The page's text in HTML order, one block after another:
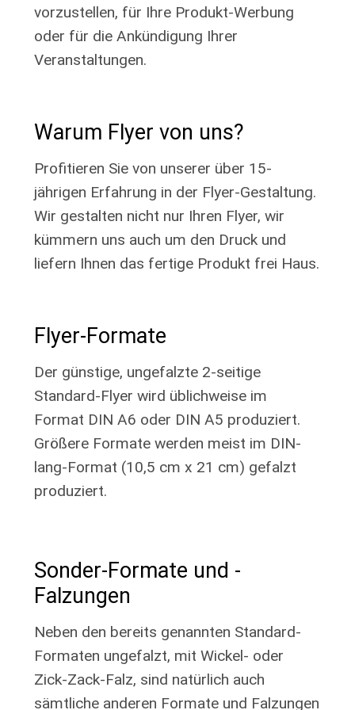
vorzustellen, für Ihre Produkt-Werbung
oder für die Ankündigung Ihrer
Veranstaltungen.
Warum Flyer von uns?
Profitieren Sie von unserer über 15-
jährigen Erfahrung in der Flyer-Gestaltung.
Wir gestalten nicht nur Ihren Flyer, wir
kümmern uns auch um den Druck und
liefern Ihnen das fertige Produkt frei Haus.
Flyer-Formate
Der günstige, ungefalzte 2-seitige
Standard-Flyer wird üblichweise im
Format DIN A6 oder DIN A5 produziert.
Größere Formate werden meist im DIN-
lang-Format (10,5 cm x 21 cm) gefalzt
produziert.
Sonder-Formate und -
Falzungen
Neben den bereits genannten Standard-
Formaten ungefalzt, mit Wickel- oder
Zick-Zack-Falz, sind natürlich auch
sämtliche anderen Formate und Falzungen